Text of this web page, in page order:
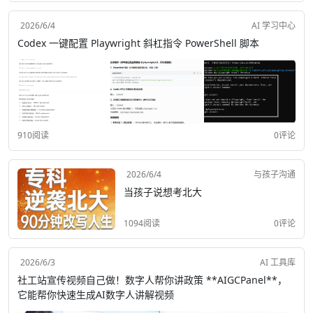
2026/6/4 AI 学习中心
Codex 一键配置 Playwright 斜杠指令 PowerShell 脚本
910阅读 0评论
2026/6/4 与孩子沟通
当孩子说想考北大
1094阅读 0评论
2026/6/3 AI 工具库
社工站宣传视频自己做！数字人帮你讲政策 **AIGCPanel**，
它能帮你快速生成AI数字人讲解视频